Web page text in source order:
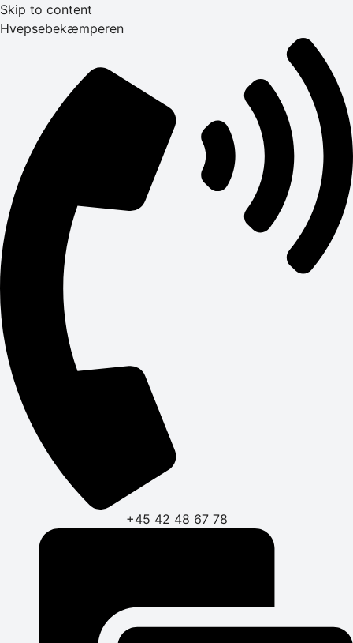
Skip to content
Hvepsebekæmperen
+45 42 48 67 78